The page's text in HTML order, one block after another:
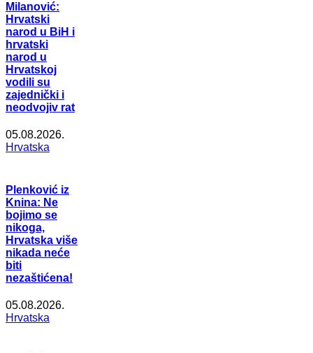
Milanović:
Hrvatski
narod u BiH i
hrvatski
narod u
Hrvatskoj
vodili su
zajednički i
neodvojiv rat
05.08.2026.
Hrvatska
Plenković iz
Knina: Ne
bojimo se
nikoga,
Hrvatska više
nikada neće
biti
nezaštićena!
05.08.2026.
Hrvatska